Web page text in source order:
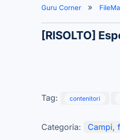
Guru Corner
[RISOLTO]
Tag: contenitori
Categoria: Campi,